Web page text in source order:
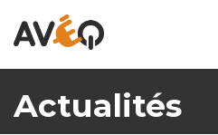
Actualités